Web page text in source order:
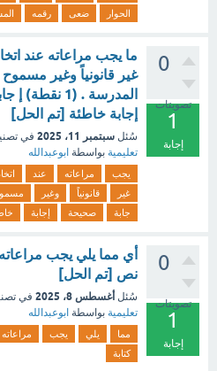
الحوار
ضعى رقمه
0
تصويتات
1
إجابة
ما يجب مراعاته عند
غير قانونياً وغير
المدرسة . (1
إجابة خاطئة [تم الحل]
سُئل سبتمبر 11، 2025 في
تعليمية بواسطة ابوعبدالله
يجب مراعاته عند
غير
قانونياً وغير
جابة
صحيحة إجابة
0
تصويتات
1
إجابة
أي مما يلي يجب
نص [تم الحل]
سُئل أغسطس 8، 2025 في
تعليمية بواسطة ابوعبدالله
مما يلي يجب مراعاته
كتابة